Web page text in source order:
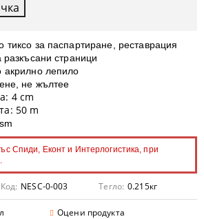
тиксо за паспартиране, реставрация
страници
акрилно лепило
не жълтее
4 cm
50 m
Спиди, Еконт и Интерлогистика, при
Код: NESC-0-003 Тегло: 0.215кг
Оцени продукта